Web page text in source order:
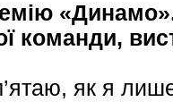
команди,
як я